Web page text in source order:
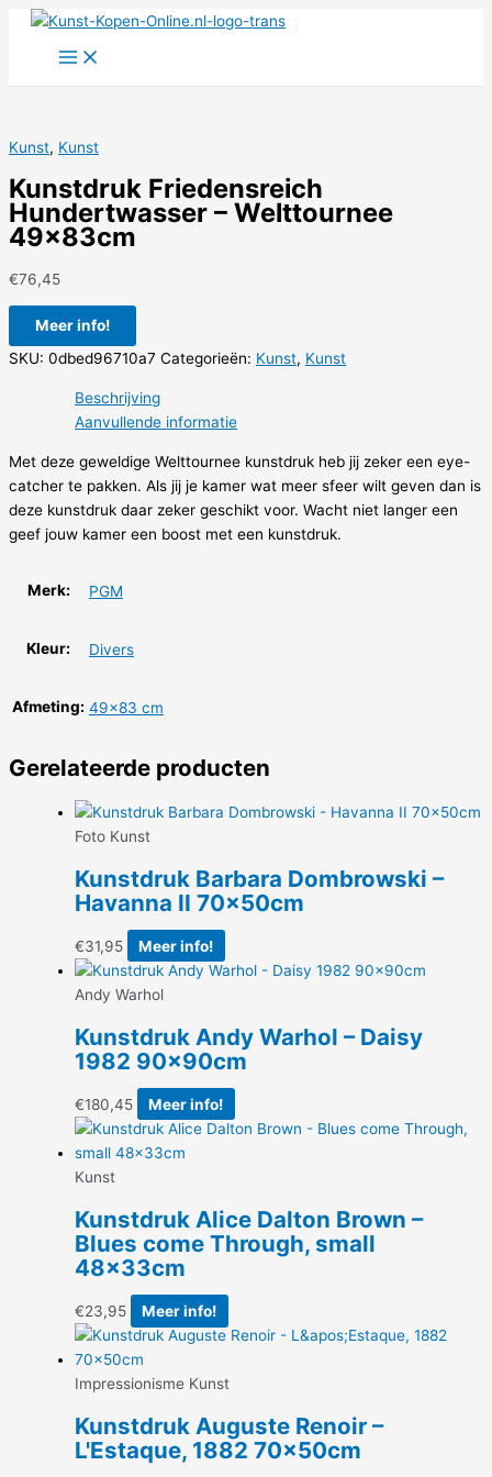
Kunst, Kunst
Kunstdruk Friedensreich
Hundertwasser – Welttournee
49x83cm
€76,45
Meer info!
SKU: 0dbed96710a7 Categorieën: Kunst, Kunst
Beschrijving
Aanvullende informatie
Met deze geweldige Welttournee kunstdruk heb jij zeker een eye-
catcher te pakken. Als jij je kamer wat meer sfeer wilt geven dan is
deze kunstdruk daar zeker geschikt voor. Wacht niet langer een
geef jouw kamer een boost met een kunstdruk.
Merk: PGM
Kleur: Divers
Afmeting: 49×83 cm
Gerelateerde producten
Foto Kunst
Kunstdruk Barbara Dombrowski –
Havanna II 70x50cm
€31,95 Meer info!
Andy Warhol
Kunstdruk Andy Warhol – Daisy
1982 90x90cm
€180,45 Meer info!
Kunst
Kunstdruk Alice Dalton Brown –
Blues come Through, small
48x33cm
€23,95 Meer info!
Impressionisme Kunst
Kunstdruk Auguste Renoir –
L'Estaque, 1882 70x50cm